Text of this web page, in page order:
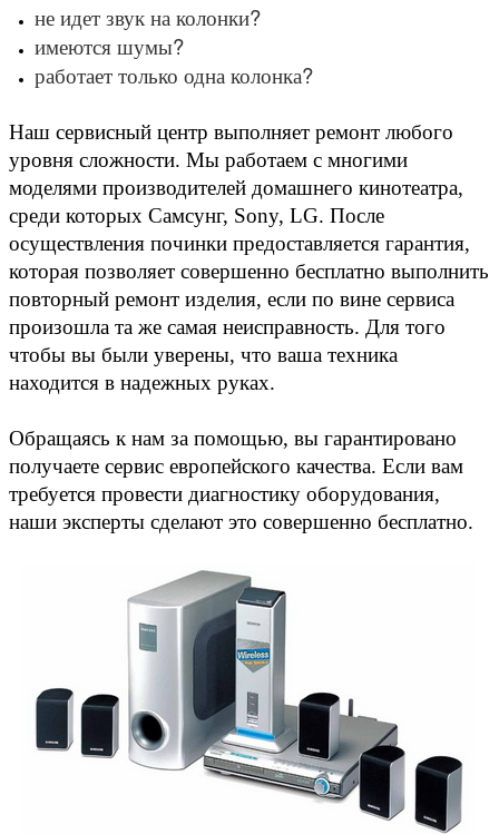
не идет звук на колонки?
имеются шумы?
работает только одна колонка?
Наш сервисный центр выполняет ремонт любого
уровня сложности. Мы работаем с многими
моделями производителей домашнего кинотеатра,
среди которых Самсунг, Sony, LG. После
осуществления починки предоставляется гарантия,
которая позволяет совершенно бесплатно выполнить
повторный ремонт изделия, если по вине сервиса
произошла та же самая неисправность. Для того
чтобы вы были уверены, что ваша техника
находится в надежных руках.
Обращаясь к нам за помощью, вы гарантировано
получаете сервис европейского качества. Если вам
требуется провести диагностику оборудования,
наши эксперты сделают это совершенно бесплатно.